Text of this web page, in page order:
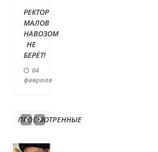
РЕКТОР
МАЛОВ
НАВОЗОМ
НЕ
БЕРЁТ!
04
февраля
ПРОСМОТРЕННЫЕ